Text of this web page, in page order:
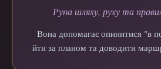
Руна шляху, руху та
Вона допомагає опинитися "в
йти за планом та доводити